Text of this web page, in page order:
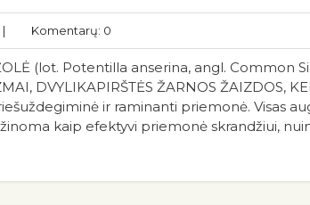
| Komentarų: 0
(lot. Potentilla anserina, angl. Common
DVYLIKAPIRŠTĖS ŽARNOS ŽAIZDOS,
ir raminanti priemonė. Visas
kaip efektyvi priemonė skrandžiui,